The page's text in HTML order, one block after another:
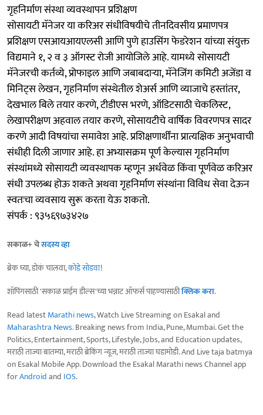
गृहनिर्माण संस्था व्यवस्थापन प्रशिक्षण
सोसायटी मॅनेजर या करिअर संधीविषयीचे तीनदिवसीय प्रमाणपत्र
प्रशिक्षण एसआयआयएलसी आणि पुणे हाउसिंग फेडरेशन यांच्या संयुक्त
विद्यमाने १, २ व ३ ऑगस्ट रोजी आयोजिले आहे. यामध्ये सोसायटी
मॅनेजरची कर्तव्ये, प्रोफाइल आणि जबाबदाऱ्या, मॅनेजिंग कमिटी अजेंडा व
मिनिट्स लेखन, गृहनिर्माण संस्थेतील शेअर्स आणि व्याजाचे हस्तांतर,
देखभाल बिले तयार करणे, टीडीएस भरणे, ऑडिटसाठी चेकलिस्ट,
लेखापरीक्षण अहवाल तयार करणे, सोसायटीचे वार्षिक विवरणपत्र सादर
करणे आदी विषयांचा समावेश आहे. प्रशिक्षणार्थींना प्रात्यक्षिक अनुभवाची
संधीही दिली जाणार आहे. हा अभ्यासक्रम पूर्ण केल्यास गृहनिर्माण
संस्थांमध्ये सोसायटी व्यवस्थापक म्हणून अर्धवेळ किंवा पूर्णवेळ करिअर
संधी उपलब्ध होऊ शकते अथवा गृहनिर्माण संस्थांना विविध सेवा देऊन
स्वतःचा व्यवसाय सुरू करता येऊ शकतो.
संपर्क : ९३५६९७३४२७
सकाळ+ चेसदस्य व्हा
ब्रेक घ्या, डोकं चालवा,कोडे सोडवा!
शॉपिंगसाठी 'सकाळ प्राईम डील्स'च्या भन्नाट ऑफर्स पाहण्यासाठीक्लिक करा.
Read latestMarathi news, Watch Live Streaming on Esakal and
Maharashtra News. Breaking news from India, Pune, Mumbai. Get the
Politics, Entertainment, Sports, Lifestyle, Jobs, and Education updates,
मराठी ताज्या बातम्या, मराठी ब्रेकिंग न्यूज, मराठी ताज्या घडामोडी. And Live taja batmya
on Esakal Mobile App. Download the Esakal Marathi news Channel app
forAndroidand IOS.